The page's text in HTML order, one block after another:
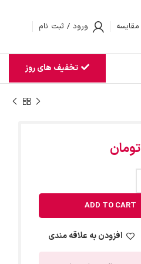
مقایسه ورود / ثبت نام
تخفیف های روز
تومان
ADD TO CART
افزودن به علاقه مندی